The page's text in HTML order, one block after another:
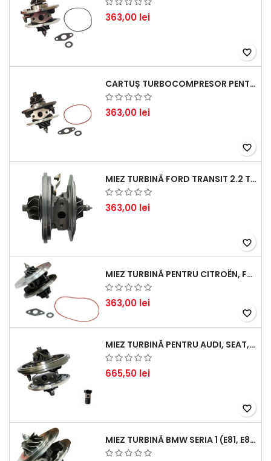
363,00 lei
favorite_border
CARTUȘ TURBOCOMPRESOR PENTRU VW, AUDI, SEAT, SKODA - MOTOR DIESEL 2.0 TDI
363,00 lei
favorite_border
MIEZ TURBINĂ FORD TRANSIT 2.2 TDCI (2007-2016)
363,00 lei
favorite_border
MIEZ TURBINĂ PENTRU CITROËN, FORD, MAZDA, MINI, PEUGEOT ȘI VOLVO - MOTORIZĂRI 1.6 HDI ȘI 1.6 D
363,00 lei
favorite_border
MIEZ TURBINĂ PENTRU AUDI, SEAT, SKODA ȘI VOLKSWAGEN - MOTORIZĂRI 2.0 TDI 103KW 140CP
665,50 lei
favorite_border
MIEZ TURBINĂ BMW SERIA 1 (E81, E87) 120 D - CREȘTEȚI PERFORMANȚA ȘI RĂSPUNSUL MOTORULUI